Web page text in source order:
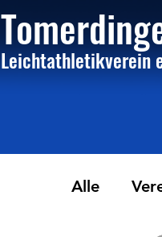
Tome
Leichtathletikverein
Alle